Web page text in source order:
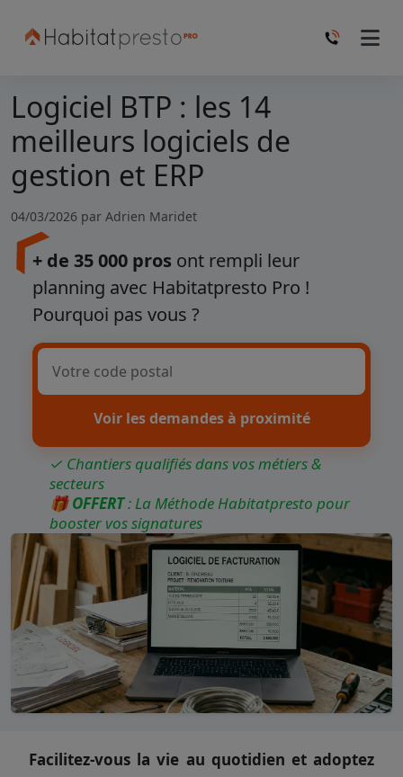
Logiciel BTP : les 14
meilleurs logiciels de
gestion et ERP
04/03/2026 par Adrien Maridet
+ de 35 000 pros ont rempli leur
planning avec Habitatpresto Pro !
Pourquoi pas vous ?
Voir les demandes à proximité
✓ Chantiers qualifiés dans vos métiers &
secteurs
🎁OFFERT: La Méthode Habitatpresto pour
booster vos signatures
Facilitez-vous la vie au quotidien et adoptez